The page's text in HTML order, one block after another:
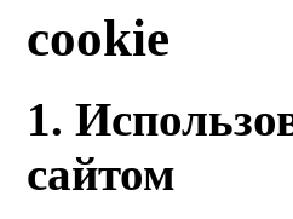
cookie
1.
сайтом